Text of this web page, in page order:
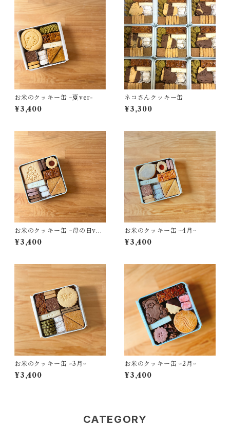
お米のクッキー缶 ｰ夏ver-
¥3,400
ネコさんクッキー缶
¥3,300
お米のクッキー缶 ｰ母の日ver
ｰ
¥3,400
お米のクッキー缶 ｰ4月ｰ
¥3,400
お米のクッキー缶 ｰ3月ｰ
¥3,400
お米のクッキー缶 ｰ2月ｰ
¥3,400
CATEGORY